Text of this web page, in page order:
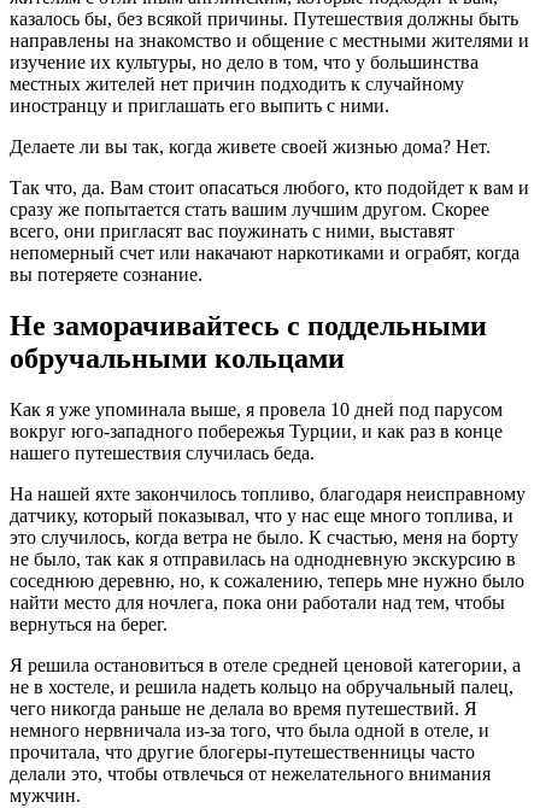
казалось бы, без всякой причины. Путешествия должны быть
направлены на знакомство и общение с местными жителями и
изучение их культуры, но дело в том, что у большинства
местных жителей нет причин подходить к случайному
иностранцу и приглашать его выпить с ними.
Делаете ли вы так, когда живете своей жизнью дома? Нет.
Так что, да. Вам стоит опасаться любого, кто подойдет к вам и
сразу же попытается стать вашим лучшим другом. Скорее
всего, они пригласят вас поужинать с ними, выставят
непомерный счет или накачают наркотиками и ограбят, когда
вы потеряете сознание.
Не заморачивайтесь с поддельными
обручальными кольцами
Как я уже упоминала выше, я провела 10 дней под парусом
вокруг юго-западного побережья Турции, и как раз в конце
нашего путешествия случилась беда.
На нашей яхте закончилось топливо, благодаря неисправному
датчику, который показывал, что у нас еще много топлива, и
это случилось, когда ветра не было. К счастью, меня на борту
не было, так как я отправилась на однодневную экскурсию в
соседнюю деревню, но, к сожалению, теперь мне нужно было
найти место для ночлега, пока они работали над тем, чтобы
вернуться на берег.
Я решила остановиться в отеле средней ценовой категории, а
не в хостеле, и решила надеть кольцо на обручальный палец,
чего никогда раньше не делала во время путешествий. Я
немного нервничала из-за того, что была одной в отеле, и
прочитала, что другие блогеры-путешественницы часто
делали это, чтобы отвлечься от нежелательного внимания
мужчин.